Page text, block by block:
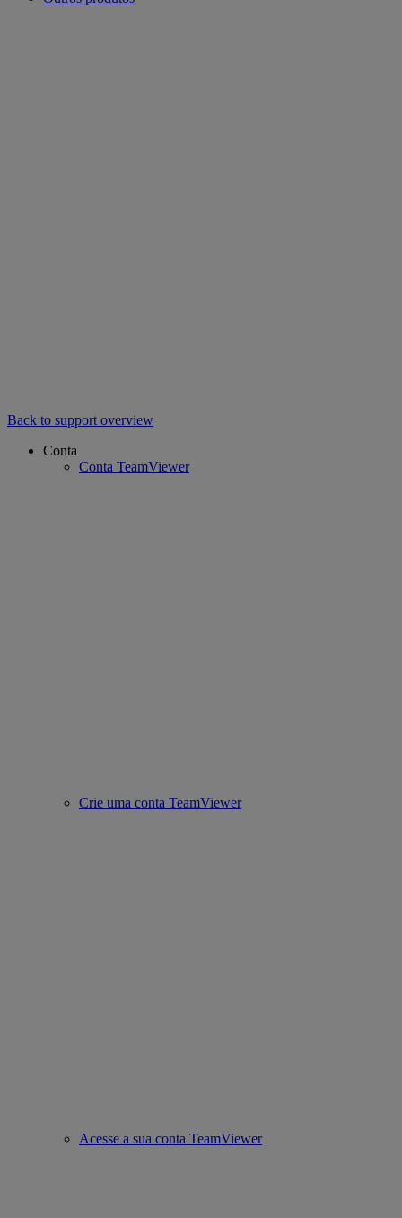
Back to support overview
Conta
Conta TeamViewer
Crie uma conta TeamViewer
Acesse a sua conta TeamViewer